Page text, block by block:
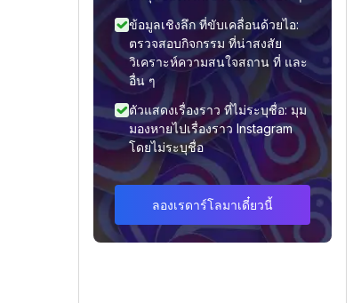
ข้อมูลเชิงลึก ที่ขับเคลื่อนด้วยไอ:
ตรวจสอบกิจกรรม ที่น่าสงสัย
วิเคราะห์ความสนใจสถาน ที่ และ
อื่น ๆ
ตัวแสดงเรื่องราว ที่ไม่ระบุชื่อ: มุม
มองหายไปเรื่องราว Instagram
โดยไม่ระบุชื่อ
ลองเรดาร์โลมาเดี๋ยวนี้